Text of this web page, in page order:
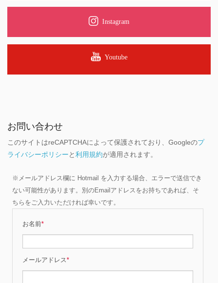
Instagram
Youtube
お問い合わせ
このサイトはreCAPTCHAによって保護されており、Googleのプ
ライバシーポリシーと利用規約が適用されます。
※メールアドレス欄に Hotmail を入力する場合、エラーで送信でき
ない可能性があります。別のEmailアドレスをお持ちであれば、そ
ちらをご入力いただければ幸いです。
お名前*
メールアドレス*